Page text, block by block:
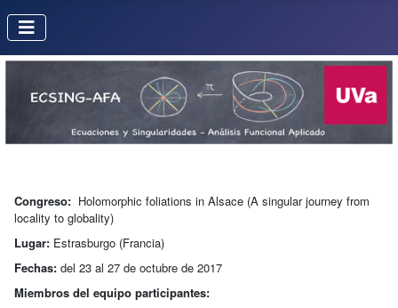
Congreso: Holomorphic foliations in Alsace (A singular journey from
locality to globality)
Lugar: Estrasburgo (Francia)
Fechas: del 23 al 27 de octubre de 2017
Miembros del equipo participantes: